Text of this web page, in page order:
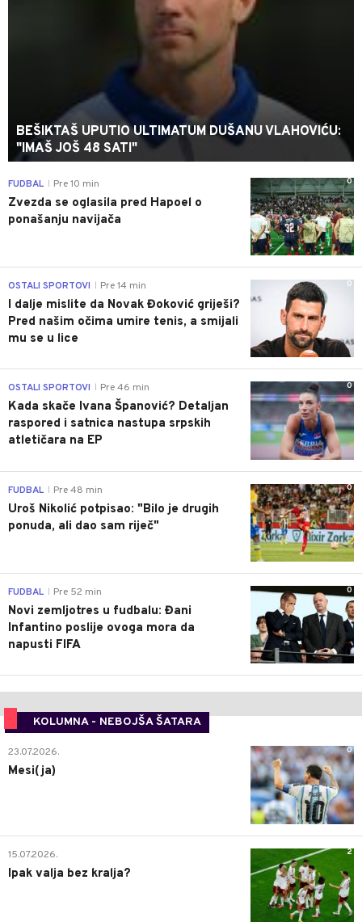
BEŠIKTAŠ UPUTIO ULTIMATUM DUŠANU VLAHOVIĆU:
"IMAŠ JOŠ 48 SATI"
0
FUDBAL Pre 10 min
Zvezda se oglasila pred Hapoel o
ponašanju navijača
0
OSTALI SPORTOVI Pre 14 min
I dalje mislite da Novak Đoković griješi?
Pred našim očima umire tenis, a smijali
mu se u lice
0
OSTALI SPORTOVI Pre 46 min
Kada skače Ivana Španović? Detaljan
raspored i satnica nastupa srpskih
atletičara na EP
0
FUDBAL Pre 48 min
Uroš Nikolić potpisao: "Bilo je drugih
ponuda, ali dao sam riječ"
0
FUDBAL Pre 52 min
Novi zemljotres u fudbalu: Đani
Infantino poslije ovoga mora da
napusti FIFA
KOLUMNA - NEBOJŠA ŠATARA
0
23.07.2026.
Mesi(ja)
2
15.07.2026.
Ipak valja bez kralja?